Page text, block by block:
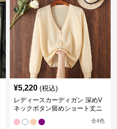
¥5,220 (税込)
レディースカーディガン 深めV
ネックボタン留めショート丈ニ
全4色